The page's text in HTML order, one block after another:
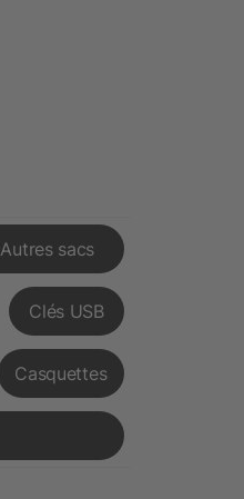
Autres sacs
Clés USB
Casquettes